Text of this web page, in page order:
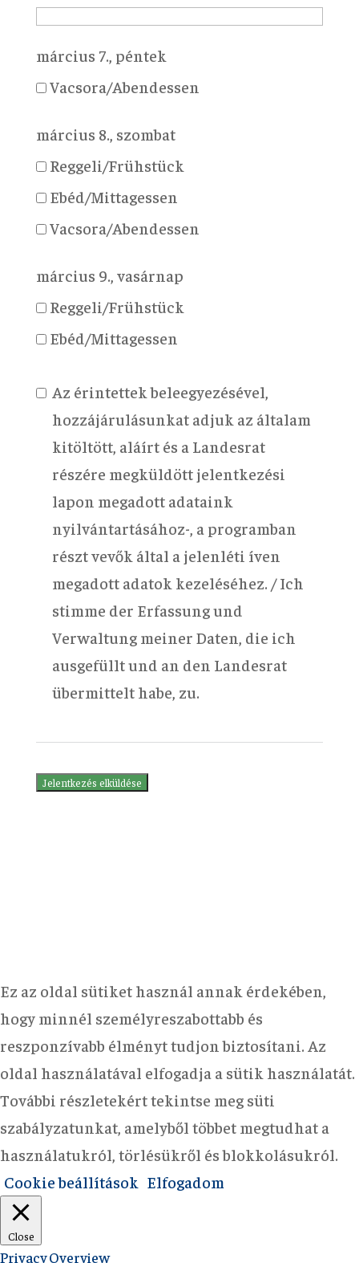
március 7., péntek
Vacsora/Abendessen
március 8., szombat
Reggeli/Frühstück
Ebéd/Mittagessen
Vacsora/Abendessen
március 9., vasárnap
Reggeli/Frühstück
Ebéd/Mittagessen
Az érintettek beleegyezésével,
hozzájárulásunkat adjuk az általam
kitöltött, aláírt és a Landesrat
részére megküldött jelentkezési
lapon megadott adataink
nyilvántartásához-, a programban
részt vevők által a jelenléti íven
megadott adatok kezeléséhez. / Ich
stimme der Erfassung und
Verwaltung meiner Daten, die ich
ausgefüllt und an den Landesrat
übermittelt habe, zu.
Jelentkezés elküldése
Ez az oldal sütiket használ annak érdekében,
hogy minnél személyreszabottabb és
reszponzívabb élményt tudjon biztosítani. Az
oldal használatával elfogadja a sütik használatát.
További részletekért tekintse meg süti
szabályzatunkat, amelyből többet megtudhat a
használatukról, törlésükről és blokkolásukról.
Cookie beállítások Elfogadom
Close
Privacy Overview